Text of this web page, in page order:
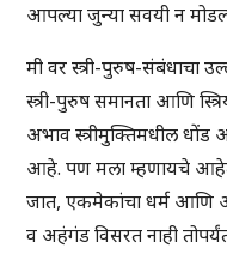
आपल्या जुन्या सवयी न
मी वर स्त्री-पुरुष-
स्त्री-पुरुष समानता आणि
अभाव स्त्रीमुक्तिमधील
आहे. पण मला म्हणायचे
जात, एकमेकांचा धर्म आणि
व अहंगंड विसरत नाही